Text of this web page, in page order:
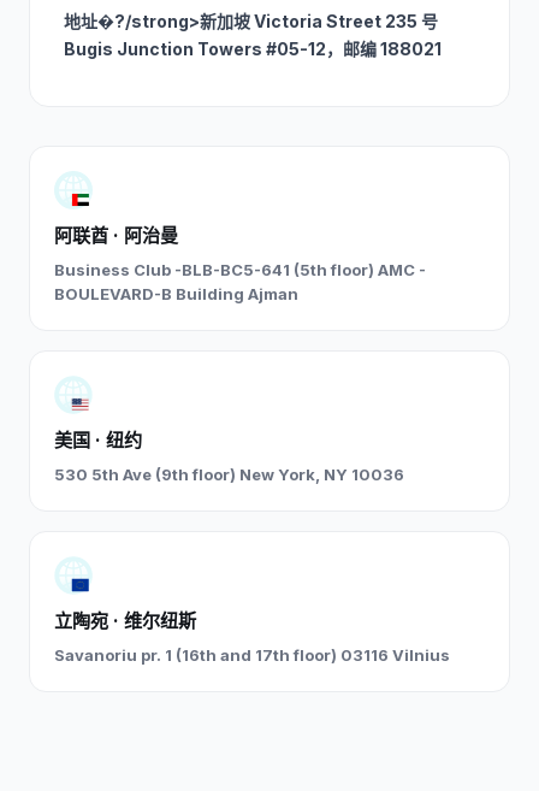
地址�?/strong>新加坡 Victoria Street 235 号
Bugis Junction Towers #05-12，邮编 188021
阿联酋 · 阿治曼
Business Club -BLB-BC5-641 (5th floor) AMC -
BOULEVARD-B Building Ajman
美国 · 纽约
530 5th Ave (9th floor) New York, NY 10036
立陶宛 · 维尔纽斯
Savanoriu pr. 1 (16th and 17th floor) 03116 Vilnius